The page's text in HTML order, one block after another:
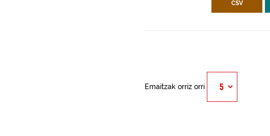
CSV
Emaitzak orriz orri